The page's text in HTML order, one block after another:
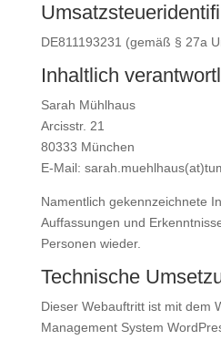
DE811193231 (gemäß § 27a
Inhaltlich
Sarah Mühlhaus
Arcisstr. 21
80333 München
E-Mail:
Namentlich gekennzeichnete
Auffassungen und
Personen wieder.
Technische
Dieser Webauftritt ist mit dem
Management System